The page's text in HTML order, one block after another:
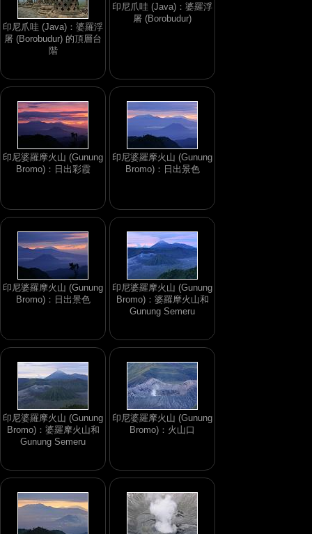
印尼爪哇 (Java)：婆羅浮
屠 (Borobudur) 的頂層台
階
印尼爪哇 (Java)：婆羅浮
屠 (Borobudur)
印尼婆羅摩火山 (Gunung
Bromo)：日出彩霞
印尼婆羅摩火山 (Gunung
Bromo)：日出景色
印尼婆羅摩火山 (Gunung
Bromo)：日出景色
印尼婆羅摩火山 (Gunung
Bromo)：婆羅摩火山和
Gunung Semeru
印尼婆羅摩火山 (Gunung
Bromo)：婆羅摩火山和
Gunung Semeru
印尼婆羅摩火山 (Gunung
Bromo)：火山口